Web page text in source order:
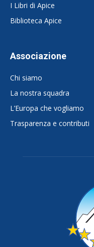
I Libri di Apice
Biblioteca Apice
Associazione
Chi siamo
La nostra squadra
L’Europa che vogliamo
Trasparenza e contributi